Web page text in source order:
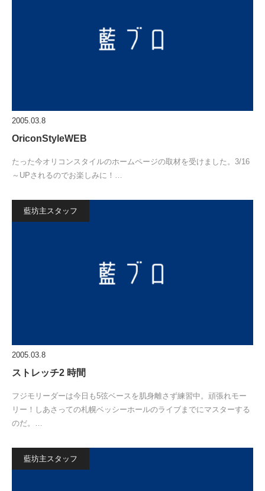
2005.03.8
OriconStyleWEB
たった今オリコンスタイルのホームページの取材を受けました。3/16
～UPされるのでお楽しみに！…
藍坊主スタッフ
2005.03.8
ストレッチ2 時間
フジモリーダーは今日も5弦ベースを肌身離さず練習中。頑張れモー
リー！しあさっての札幌ベッシーホールのライブまでにマスターする
のだ。…
藍坊主スタッフ